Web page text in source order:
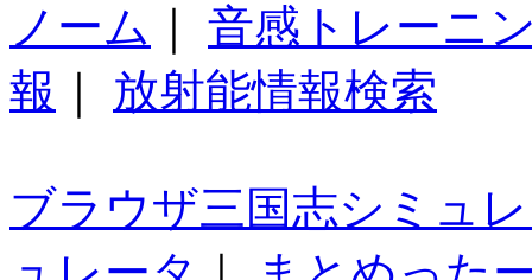
ノーム
音感トレーニ
報
放射能情報検索
ブラウザ三国志シミュ